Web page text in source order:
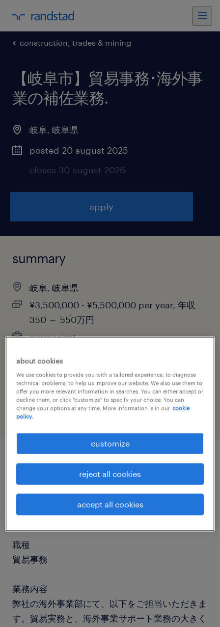
construction, trades & mining
【岐阜市】貿易事務･海外事
業の補佐業務.
岐阜, 岐阜県
posted 20 august 2025
closes 30 august 2026
apply
summary
岐阜, 岐阜県
¥3,500,000 - ¥5,500,000 per year, 年収
350 ～ 550万円
permanent
job category
construction, trades & mining
社名非公開
職種
貿易事務
業務内容
弊社の海外事業部にて、以下をご担当いただきま
す。貿易実務と、海外事業サポート業務の大きく
about cookies
We use cookies to provide you with a tailored experience, to diagnose
technical problems, to help us improve our website. We also use them to
offer you more relevant information in searches. You can either accept or
decline them, or click "customize" to specify your choice. You can
change your options at any time. More information is in our cookie
policy.
customize
reject all cookies
accept all cookies